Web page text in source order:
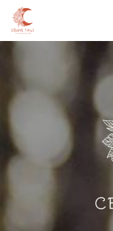
Aller
contenu